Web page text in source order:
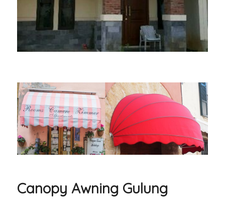
Canopy Awning Gulung